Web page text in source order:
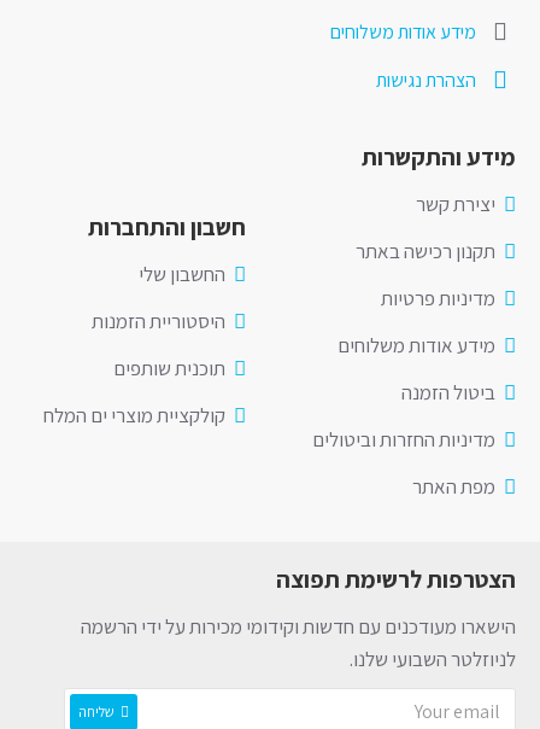
מידע אודות משלוחים
הצהרת נגישות
מידע והתקשרות
יצירת קשר
תקנון רכישה באתר
מדיניות פרטיות
מידע אודות משלוחים
ביטול הזמנה
מדיניות החזרות וביטולים
מפת האתר
חשבון והתחברות
החשבון שלי
היסטוריית הזמנות
תוכנית שותפים
קולקציית מוצרי ים המלח
הצטרפות לרשימת תפוצה
הישארו מעודכנים עם חדשות וקידומי מכירות על ידי הרשמה
לניוזלטר השבועי שלנו.
שליחה